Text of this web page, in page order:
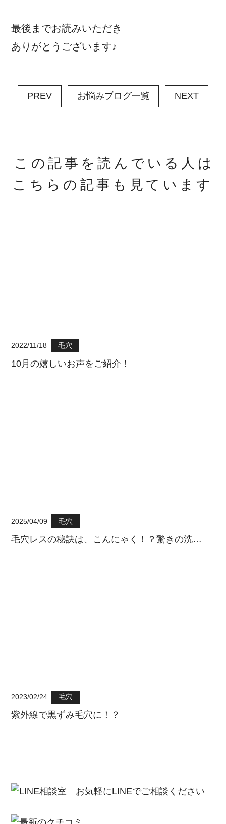
最後までお読みいただき
ありがとうございます♪
PREV お悩みブログ一覧 NEXT
この記事を読んでいる人は
こちらの記事も見ています
2022/11/18 毛穴
10月の嬉しいお声をご紹介！
2025/04/09 毛穴
毛穴レスの秘訣は、こんにゃく！？驚きの洗…
2023/02/24 毛穴
紫外線で黒ずみ毛穴に！？